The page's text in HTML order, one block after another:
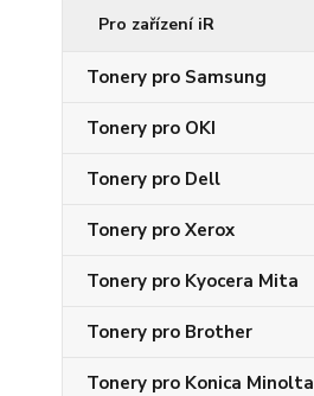
Pro zařízení iR
Tonery pro Samsung
Tonery pro OKI
Tonery pro Dell
Tonery pro Xerox
Tonery pro Kyocera Mita
Tonery pro Brother
Tonery pro Konica Minolta